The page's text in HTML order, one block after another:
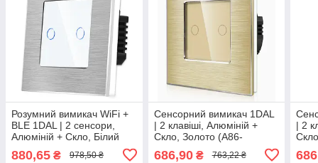
Розумний вимикач WiFi +
BLE 1DAL | 2 сенсори,
Алюміній + Скло, Білий
880,65 ₴ 978,50 ₴
Сенсорний вимикач 1DAL
| 2 клавіші, Алюміній +
Скло, Золото (A86-
686,90₴ 763,22 ₴
| 2